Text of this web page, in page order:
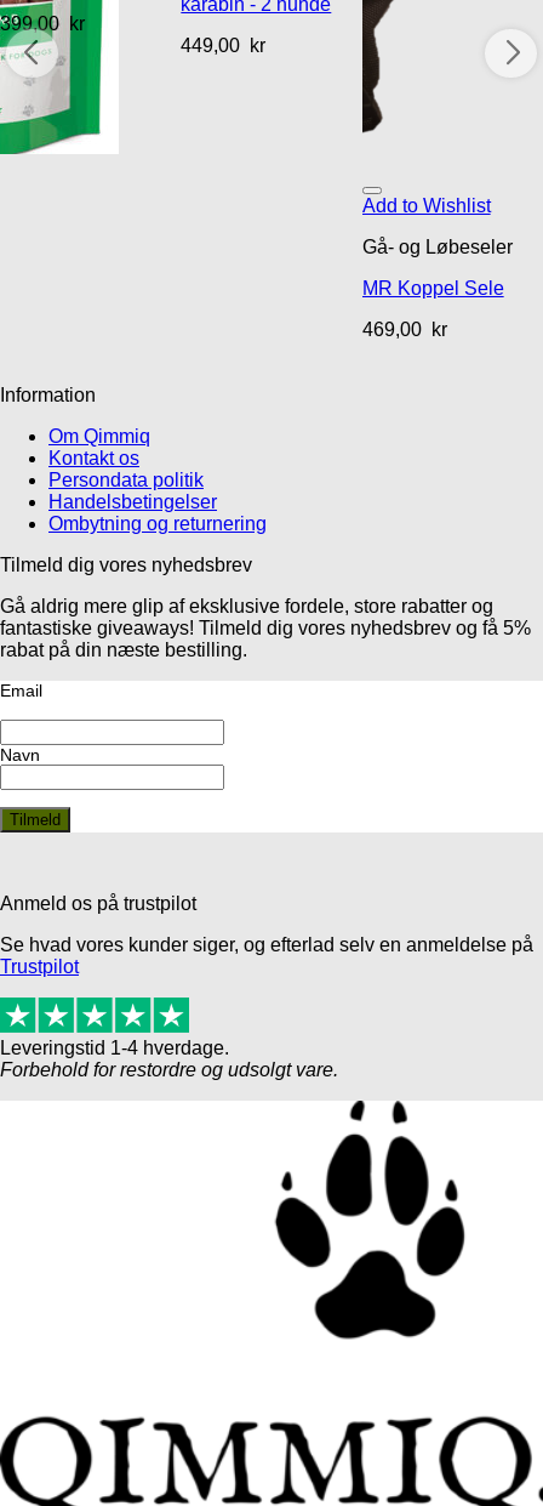
399,00 kr
karabin - 2 hunde
449,00 kr
Add to Wishlist
Gå- og Løbeseler
MR Koppel Sele
469,00 kr
Information
Om Qimmiq
Kontakt os
Persondata politik
Handelsbetingelser
Ombytning og returnering
Tilmeld dig vores nyhedsbrev
Gå aldrig mere glip af eksklusive fordele, store rabatter og
fantastiske giveaways! Tilmeld dig vores nyhedsbrev og få 5%
rabat på din næste bestilling.
Email
Navn
Anmeld os på trustpilot
Se hvad vores kunder siger, og efterlad selv en anmeldelse på
Trustpilot
Leveringstid 1-4 hverdage.
Forbehold for restordre og udsolgt vare.